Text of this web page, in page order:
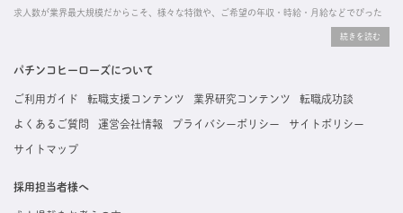
求人数が業界最大規模だからこそ、様々な特徴や、ご希望の年収・時給・月給などでぴった
掲載している求人は、すべて契約法人様から寄せられた正規の求人情報です。応募いただい
た内容はすぐに直接事業所に届くためスムーズに転職・復職できます。
パチンコヒーローズについて
ご利用ガイド 転職支援コンテンツ 業界研究コンテンツ 転職成功談
よくあるご質問 運営会社情報 プライバシーポリシー サイトポリシー
サイトマップ
採用担当者様へ